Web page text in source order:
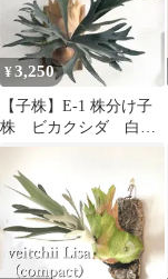
¥3,250
【子株】E-1 株分け子
株 ビカクシダ 白ビ
フ コウモリラン 紫